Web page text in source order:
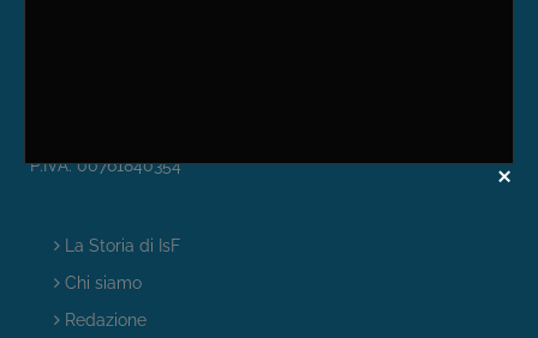
P.IVA. 00761840354
La Storia di IsF
Chi siamo
Redazione